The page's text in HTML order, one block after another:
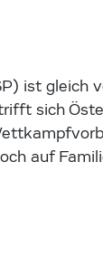
ist gleich
sich
auf